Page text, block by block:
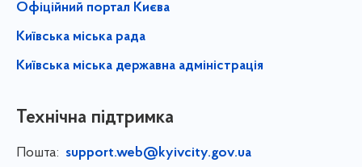
Офіційний портал Києва
Київська міська рада
Київська міська державна адміністрація
Технічна підтримка
Пошта: support.web@kyivcity.gov.ua